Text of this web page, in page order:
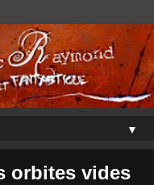
▼
orbites vides